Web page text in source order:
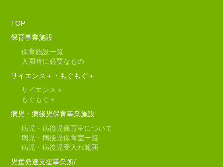
TOP
保育事業施設
保育施設一覧
入園時に必要なもの
サイエンス＋・もぐもぐ＋
サイエンス＋
もぐもぐ＋
病児・病後児保育事業施設
病児・病後児保育室について
病児・病後児保育室一覧
病児・病後児受入れ範囲
児童発達支援事業所/